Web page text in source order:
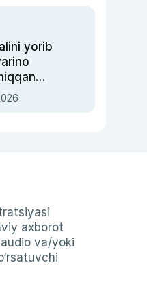
yorib
axborot
va/yoki